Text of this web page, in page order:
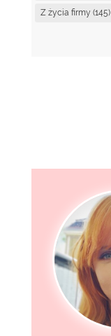
Z życia firmy (145)